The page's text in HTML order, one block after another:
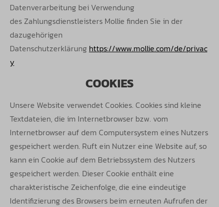
Datenverarbeitung bei Verwendung
des Zahlungsdienstleisters Mollie finden Sie in der
dazugehörigen
Datenschutzerklärung https://www.mollie.com/de/privac
y
COOKIES
Unsere Website verwendet Cookies. Cookies sind kleine
Textdateien, die im Internetbrowser bzw. vom
Internetbrowser auf dem Computersystem eines Nutzers
gespeichert werden. Ruft ein Nutzer eine Website auf, so
kann ein Cookie auf dem Betriebssystem des Nutzers
gespeichert werden. Dieser Cookie enthält eine
charakteristische Zeichenfolge, die eine eindeutige
Identifizierung des Browsers beim erneuten Aufrufen der